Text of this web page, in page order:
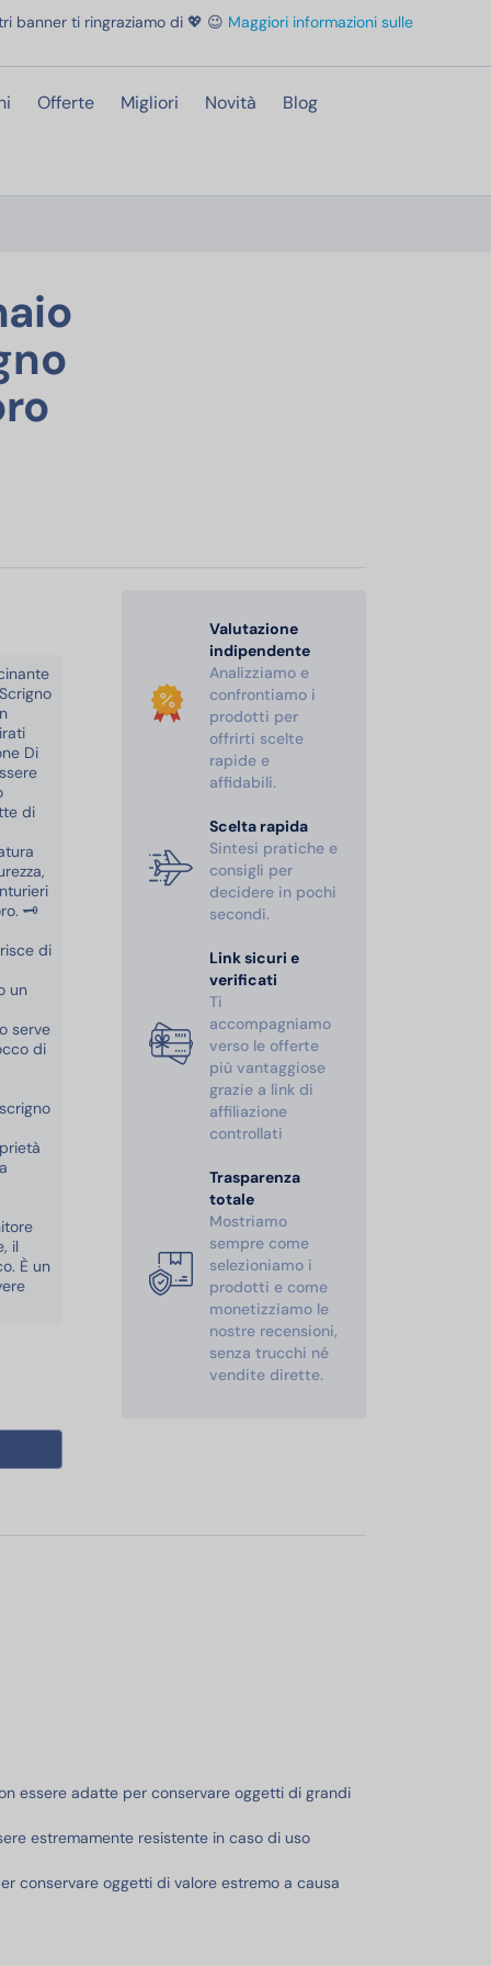
banner ti ringraziamo di 💖 😉 Maggiori informazioni sulle
Offerte Migliori Novità Blog
Di
di
🗝️
di
un
serve
di
il
È un
Valutazione
indipendente
Analizziamo e
confrontiamo i
prodotti per
offrirti scelte
rapide e
affidabili.
Scelta rapida
Sintesi pratiche e
consigli per
decidere in pochi
secondi.
Link sicuri e
verificati
Ti
accompagniamo
verso le offerte
più vantaggiose
grazie a link di
affiliazione
controllati
Trasparenza
totale
Mostriamo
sempre come
selezioniamo i
prodotti e come
monetizziamo le
nostre recensioni,
senza trucchi né
vendite dirette.
essere adatte per conservare oggetti di grandi
estremamente resistente in caso di uso
conservare oggetti di valore estremo a causa